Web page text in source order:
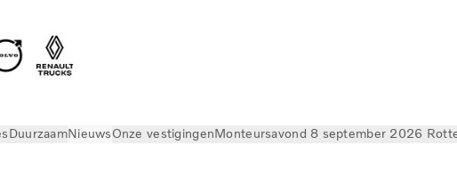
DuurzaamNieuwsOnze vestigingenMonteursavond 8 september 2026